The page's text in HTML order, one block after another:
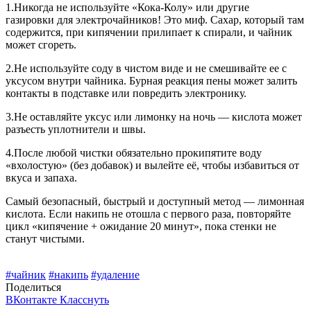
1.Никогда не используйте «Кока-Колу» или другие
газировки для электрочайников! Это миф. Сахар, который там
содержится, при кипячении прилипает к спирали, и чайник
может сгореть.
2.Не используйте соду в чистом виде и не смешивайте ее с
уксусом внутри чайника. Бурная реакция пены может залить
контакты в подставке или повредить электронику.
3.Не оставляйте уксус или лимонку на ночь — кислота может
разъесть уплотнители и швы.
4.После любой чистки обязательно прокипятите воду
«вхолостую» (без добавок) и вылейте её, чтобы избавиться от
вкуса и запаха.
Самый безопасный, быстрый и доступный метод — лимонная
кислота. Если накипь не отошла с первого раза, повторяйте
цикл «кипячение + ожидание 20 минут», пока стенки не
станут чистыми.
#чайник #накипь #удаление
Поделиться
ВКонтакте Класснуть